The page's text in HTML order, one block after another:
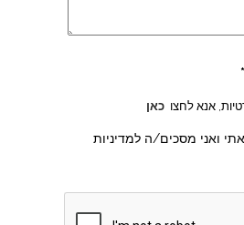
אנא לחצו כאן
ואני מסכים/ה למדיניות